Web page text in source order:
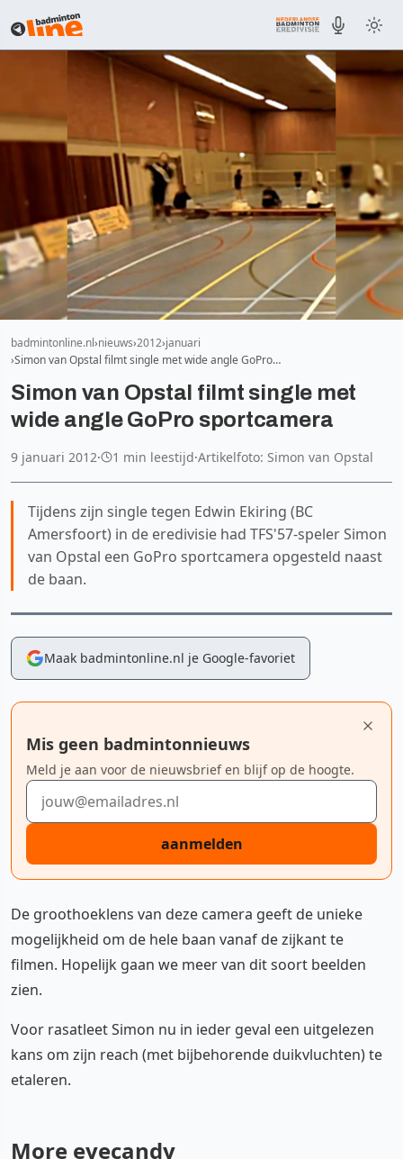
badmintonline.nl nieuws 2012 januari
Simon van Opstal filmt single met wide angle GoPro…
Simon van Opstal filmt single met
wide angle GoPro sportcamera
9 januari 2012· 1 min leestijd·Artikelfoto: Simon van Opstal
Tijdens zijn single tegen Edwin Ekiring (BC
Amersfoort) in de eredivisie had TFS'57-speler Simon
van Opstal een GoPro sportcamera opgesteld naast
de baan.
Maak badmintonline.nl je Google-favoriet
Mis geen badmintonnieuws
Meld je aan voor de nieuwsbrief en blijf op de hoogte.
E-mailadres
aanmelden
De groothoeklens van deze camera geeft de unieke
mogelijkheid om de hele baan vanaf de zijkant te
filmen. Hopelijk gaan we meer van dit soort beelden
zien.
Voor rasatleet Simon nu in ieder geval een uitgelezen
kans om zijn reach (met bijbehorende duikvluchten) te
etaleren.
More eyecandy